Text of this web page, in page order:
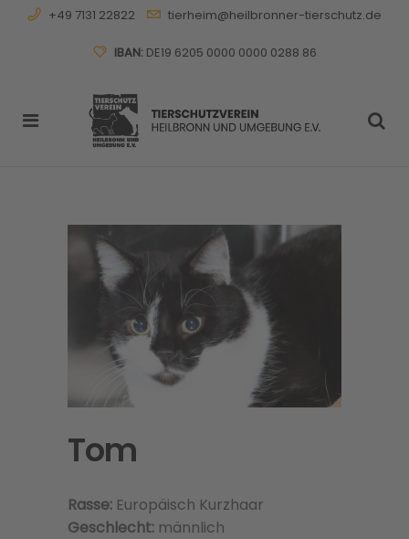
+49 7131 22822 tierheim@heilbronner-tierschutz.de
IBAN:DE19 6205 0000 0000 0288 86
Tom
Rasse: Europäisch Kurzhaar
Geschlecht: männlich